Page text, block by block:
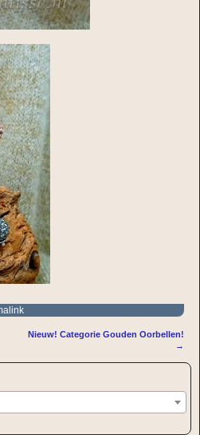
Nieuw! Categorie Gouden Oorbellen!
→